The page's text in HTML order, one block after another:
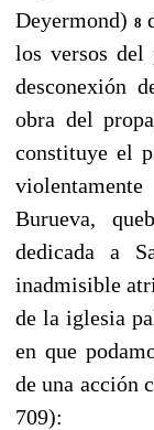
Deyermond)8
los versos del
desconexión
obra del
constituye el
Burueva,
dedicada a
inadmisible
de la iglesia
en que
de una acción
709):